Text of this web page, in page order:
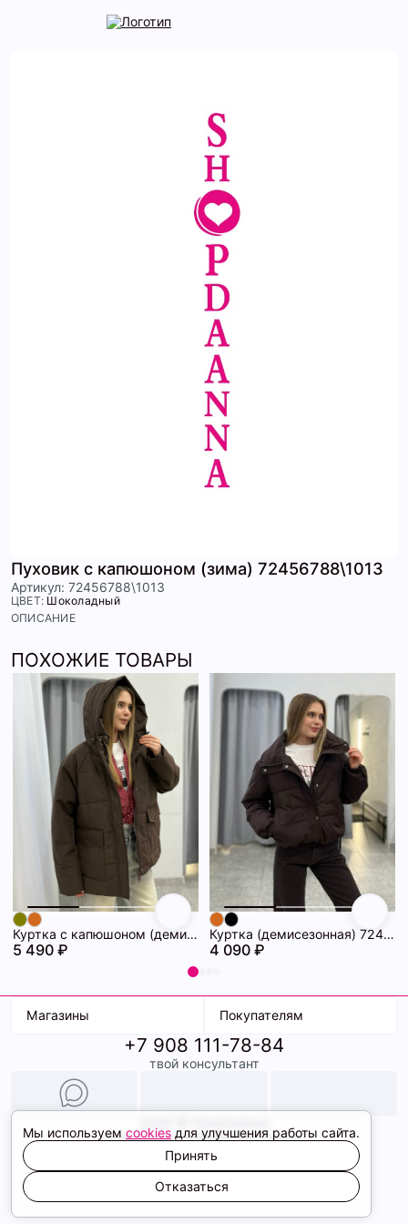
Пуховик с капюшоном (зима) 72456788\1013
Артикул: 72456788\1013
ЦВЕТ: Шоколадный
ОПИСАНИЕ
ПОХОЖИЕ ТОВАРЫ
Куртка с капюшоном (демисезонная) 72462086\1013
5 490 ₽
Куртка (демисезонная) 72462069\1013
4 090 ₽
Магазины
ТК Терминал
ТРК Континент
Покупателям
Доставка
Условия оплаты
Образы
+7 908 111-78-84
твой консультант
Политика конфиденциальности
Соглашение cookie
Сайт создали
Мы используем cookies для улучшения работы сайта.
Принять
Отказаться